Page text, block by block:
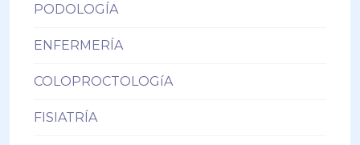
PODOLOGÍA
ENFERMERÍA
COLOPROCTOLOGíA
FISIATRÍA